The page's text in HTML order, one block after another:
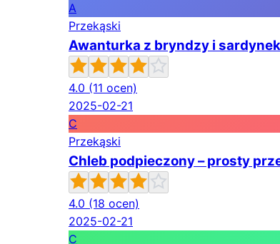
A
Przekąski
Awanturka z bryndzy i
4.0 (11 ocen)
2025-02-21
C
Przekąski
Chleb podpieczony – prosty
4.0 (18 ocen)
2025-02-21
C